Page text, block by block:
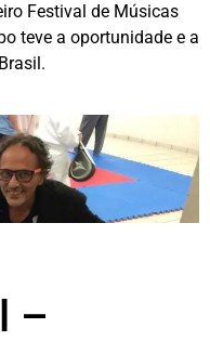
Festival de Músicas
teve a oportunidade e a
–